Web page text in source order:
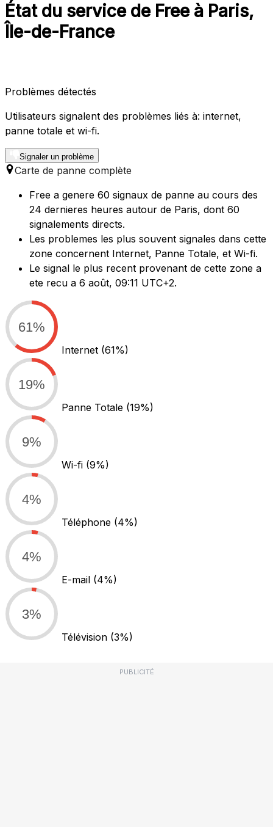
État du service de Free à Paris,
Île-de-France
Problèmes détectés
Utilisateurs signalent des problèmes liés à: internet,
panne totale et wi-fi.
Signaler un problème
Carte de panne complète
Free a genere 60 signaux de panne au cours des
24 dernieres heures autour de Paris, dont 60
signalements directs.
Les problemes les plus souvent signales dans cette
zone concernent Internet, Panne Totale, et Wi-fi.
Le signal le plus recent provenant de cette zone a
ete recu a 6 août, 09:11 UTC+2.
61%
Internet (61%)
19%
Panne Totale (19%)
9%
Wi-fi (9%)
4%
Téléphone (4%)
4%
E-mail (4%)
3%
Télévision (3%)
PUBLICITÉ